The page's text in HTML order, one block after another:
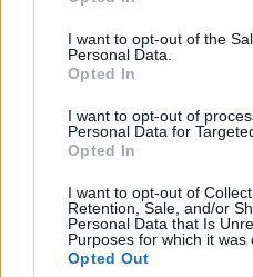
use your data for below
consent section.
I want to opt-out of the
Personal Data.
Opted In
I want to opt-out of
Personal Data for
Opted In
I want to opt-out of
Retention, Sale, and/or
Personal Data that Is
Purposes for which it was
Opted Out
hogy semmi esélyük a
szemben, de úgy
választják meg
Csaknem egy
A megszálló nácik
járva égették fel a
mintegy 13 ezer
pedig száznál